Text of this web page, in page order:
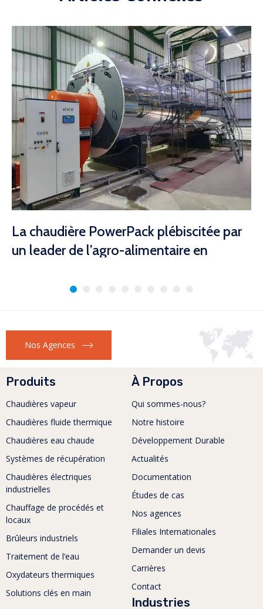
La chaudière PowerPack plébiscitée par
un leader de l’agro-alimentaire en
Nos Agences
Produits
Chaudières vapeur
Chaudières fluide thermique
Chaudières eau chaude
Systèmes de récupération
Chaudières électriques
industrielles
Chauffage de procédés et
locaux
Brûleurs industriels
Traitement de l’eau
Oxydateurs thermiques
Solutions clés en main
À Propos
Qui sommes-nous?
Notre histoire
Développement Durable
Actualités
Documentation
Études de cas
Nos agences
Filiales Internationales
Demander un devis
Carrières
Contact
Industries